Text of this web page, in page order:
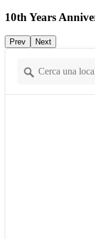
10th Years
Prev Next